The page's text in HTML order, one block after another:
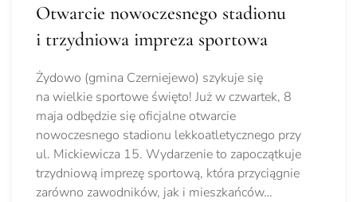
Otwarcie nowoczesnego stadionu
i trzydniowa impreza sportowa
Żydowo (gmina Czerniejewo) szykuje się
na wielkie sportowe święto! Już w czwartek, 8
maja odbędzie się oficjalne otwarcie
nowoczesnego stadionu lekkoatletycznego przy
ul. Mickiewicza 15. Wydarzenie to zapoczątkuje
trzydniową imprezę sportową, która przyciągnie
zarówno zawodników, jak i mieszkańców…